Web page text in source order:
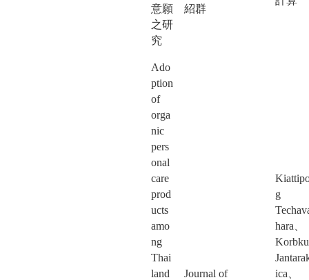
意願
之研
究
紹群
Ado
ption
of
orga
nic
pers
onal
care
prod
ucts
amo
ng
Thai
land
Journal of
g
hara、
ica、